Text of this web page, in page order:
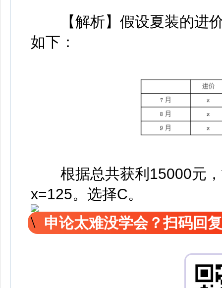
【解析】假设夏装的进价
如下：
根据总共获利15000元，
x=125。选择C。
申论太难没学会？扫码回